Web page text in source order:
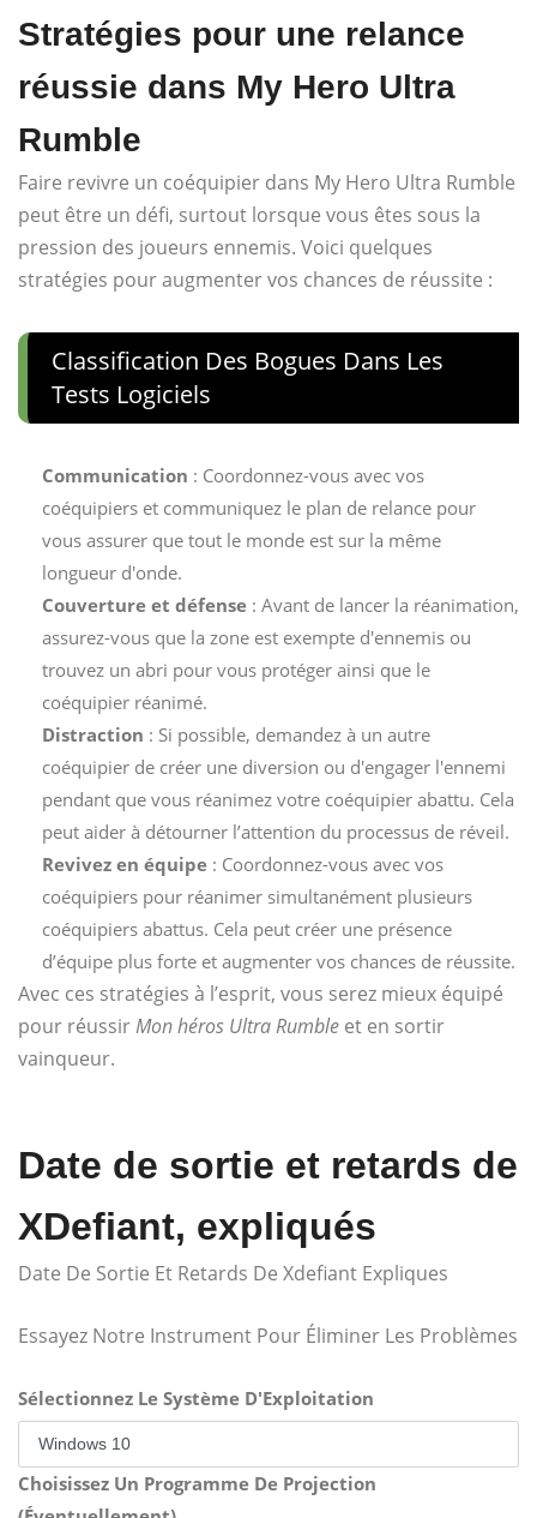
Stratégies pour une relance
réussie dans My Hero Ultra
Rumble
Faire revivre un coéquipier dans My Hero Ultra Rumble
peut être un défi, surtout lorsque vous êtes sous la
pression des joueurs ennemis. Voici quelques
stratégies pour augmenter vos chances de réussite :
Classification Des Bogues Dans Les
Tests Logiciels
Communication : Coordonnez-vous avec vos
coéquipiers et communiquez le plan de relance pour
vous assurer que tout le monde est sur la même
longueur d'onde.
Couverture et défense : Avant de lancer la réanimation,
assurez-vous que la zone est exempte d'ennemis ou
trouvez un abri pour vous protéger ainsi que le
coéquipier réanimé.
Distraction : Si possible, demandez à un autre
coéquipier de créer une diversion ou d'engager l'ennemi
pendant que vous réanimez votre coéquipier abattu. Cela
peut aider à détourner l’attention du processus de réveil.
Revivez en équipe : Coordonnez-vous avec vos
coéquipiers pour réanimer simultanément plusieurs
coéquipiers abattus. Cela peut créer une présence
d’équipe plus forte et augmenter vos chances de réussite.
Avec ces stratégies à l’esprit, vous serez mieux équipé
pour réussirMon héros Ultra Rumble et en sortir
vainqueur.
Date de sortie et retards de
XDefiant, expliqués
Date De Sortie Et Retards De Xdefiant Expliques
Essayez Notre Instrument Pour Éliminer Les Problèmes
Sélectionnez Le Système D'Exploitation
Choisissez Un Programme De Projection